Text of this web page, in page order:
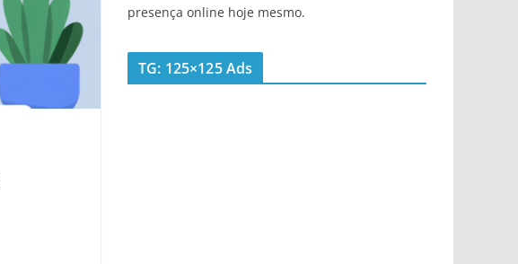
presença online hoje mesmo.
TG: 125×125 Ads